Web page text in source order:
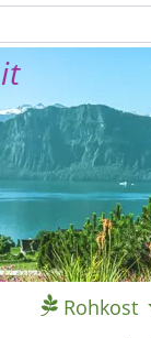
Rohkost